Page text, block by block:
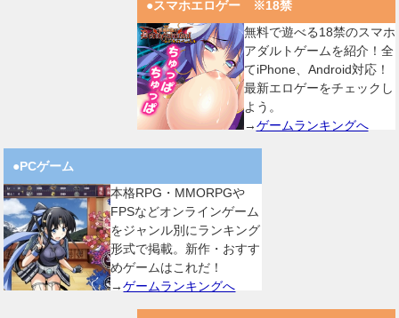
●スマホエロゲー ※18禁
無料で遊べる18禁のスマホ
アダルトゲームを紹介！全
てiPhone、Android対応！
最新エロゲーをチェックし
よう。
→ゲームランキングへ
●PCゲーム
本格RPG・MMORPGや
FPSなどオンラインゲーム
をジャンル別にランキング
形式で掲載。新作・おすす
めゲームはこれだ！
→ゲームランキングへ